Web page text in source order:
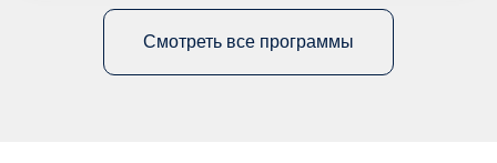
Смотреть все программы